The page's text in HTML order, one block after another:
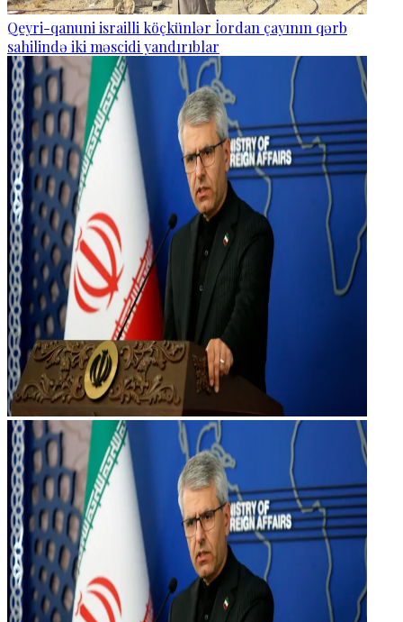
Qeyri-qanuni israilli köçkünlər İordan çayının qərb
sahilində iki məscidi yandırıblar